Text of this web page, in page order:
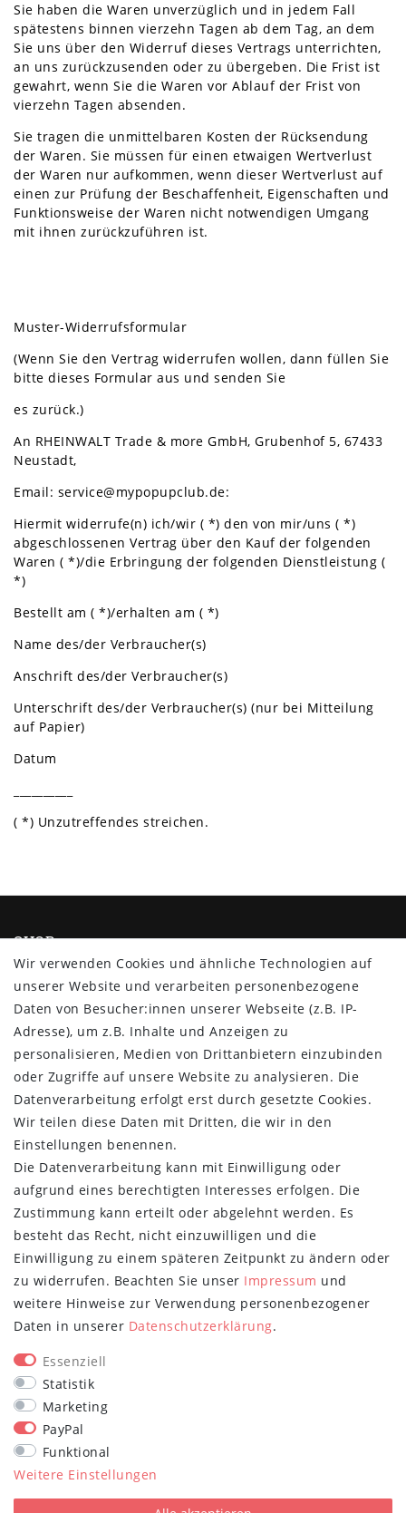
Sie haben die Waren unverzüglich und in jedem Fall
spätestens binnen vierzehn Tagen ab dem Tag, an dem
Sie uns über den Widerruf dieses Vertrags unterrichten,
an uns zurückzusenden oder zu übergeben. Die Frist ist
gewahrt, wenn Sie die Waren vor Ablauf der Frist von
vierzehn Tagen absenden.
Sie tragen die unmittelbaren Kosten der Rücksendung
der Waren. Sie müssen für einen etwaigen Wertverlust
der Waren nur aufkommen, wenn dieser Wertverlust auf
einen zur Prüfung der Beschaffenheit, Eigenschaften und
Funktionsweise der Waren nicht notwendigen Umgang
mit ihnen zurückzuführen ist.
Muster-Widerrufsformular
(Wenn Sie den Vertrag widerrufen wollen, dann füllen Sie
bitte dieses Formular aus und senden Sie
es zurück.)
An RHEINWALT Trade & more GmbH, Grubenhof 5, 67433
Neustadt,
Email: service@mypopupclub.de:
Hiermit widerrufe(n) ich/wir ( *) den von mir/uns ( *)
abgeschlossenen Vertrag über den Kauf der folgenden
Waren ( *)/die Erbringung der folgenden Dienstleistung (
*)
Bestellt am ( *)/erhalten am ( *)
Name des/der Verbraucher(s)
Anschrift des/der Verbraucher(s)
Unterschrift des/der Verbraucher(s) (nur bei Mitteilung
auf Papier)
Datum
( *) Unzutreffendes streichen.
SHOP
Impressum
Daten­schutz­erklärung
AGB
Barrierefreiheitserklärung
Widerrufs­recht
Vertrag widerrufen
MYPOPUPCLUB
Über uns
Retoure
Versand- und Zahlungsbedingungen
NEWSLETTER
E-MAIL **
Newsletter
Honig
Daten­schutz­erklärung
Meine Einwilligung kann ich jederzeit widerrufen.**
Wir verwenden Cookies und ähnliche Technologien auf
unserer Website und verarbeiten personenbezogene
Daten von Besucher:innen unserer Webseite (z.B. IP-
Adresse), um z.B. Inhalte und Anzeigen zu
personalisieren, Medien von Drittanbietern einzubinden
oder Zugriffe auf unsere Website zu analysieren. Die
Datenverarbeitung erfolgt erst durch gesetzte Cookies.
Wir teilen diese Daten mit Dritten, die wir in den
Einstellungen benennen.
Die Datenverarbeitung kann mit Einwilligung oder
aufgrund eines berechtigten Interesses erfolgen. Die
Zustimmung kann erteilt oder abgelehnt werden. Es
besteht das Recht, nicht einzuwilligen und die
Einwilligung zu einem späteren Zeitpunkt zu ändern oder
zu widerrufen. Beachten Sie unser Impressum und
weitere Hinweise zur Verwendung personenbezogener
Daten in unserer Daten­schutz­erklärung.
Essenziell
Statistik
Marketing
PayPal
Funktional
Weitere Einstellungen